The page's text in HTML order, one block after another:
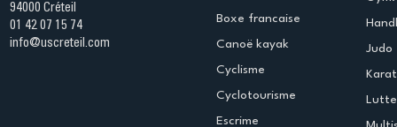
94000 Créteil
01 42 07 15 74
info@uscreteil.com
Boxe francaise
Canoë kayak
Cyclisme
Cyclotourisme
Escrime
Judo
Lutte